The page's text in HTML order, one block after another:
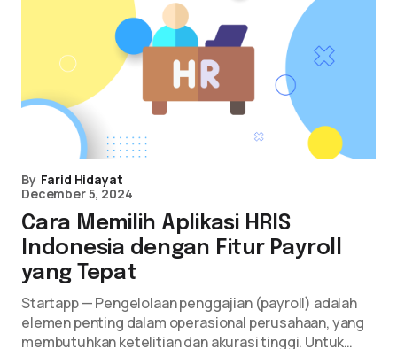
By Farid Hidayat
December 5, 2024
Cara Memilih Aplikasi HRIS
Indonesia dengan Fitur Payroll
yang Tepat
Startapp — Pengelolaan penggajian (payroll) adalah
elemen penting dalam operasional perusahaan, yang
membutuhkan ketelitian dan akurasi tinggi. Untuk…